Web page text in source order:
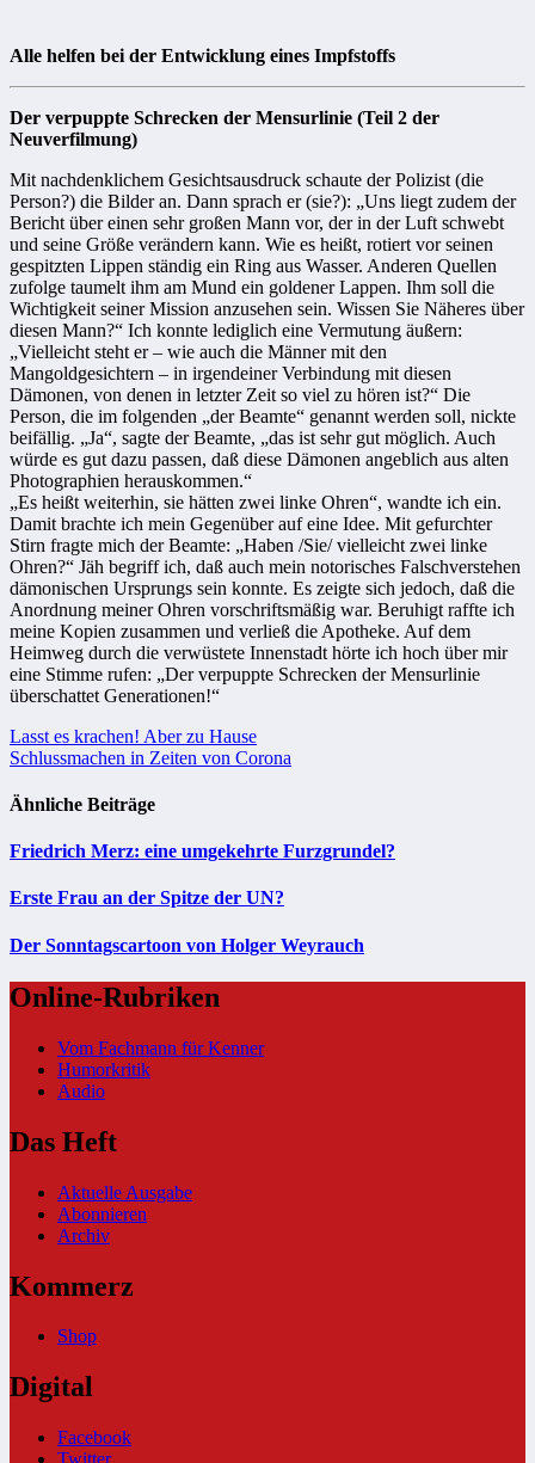
Alle helfen bei der Entwicklung eines Impfstoffs
Der verpuppte Schrecken der Mensurlinie (Teil 2 der
Neuverfilmung)
Mit nachdenklichem Gesichtsausdruck schaute der Polizist (die
Person?) die Bilder an. Dann sprach er (sie?): „Uns liegt zudem der
Bericht über einen sehr großen Mann vor, der in der Luft schwebt
und seine Größe verändern kann. Wie es heißt, rotiert vor seinen
gespitzten Lippen ständig ein Ring aus Wasser. Anderen Quellen
zufolge taumelt ihm am Mund ein goldener Lappen. Ihm soll die
Wichtigkeit seiner Mission anzusehen sein. Wissen Sie Näheres über
diesen Mann?“ Ich konnte lediglich eine Vermutung äußern:
„Vielleicht steht er – wie auch die Männer mit den
Mangoldgesichtern – in irgendeiner Verbindung mit diesen
Dämonen, von denen in letzter Zeit so viel zu hören ist?“ Die
Person, die im folgenden „der Beamte“ genannt werden soll, nickte
beifällig. „Ja“, sagte der Beamte, „das ist sehr gut möglich. Auch
würde es gut dazu passen, daß diese Dämonen angeblich aus alten
Photographien herauskommen.“
„Es heißt weiterhin, sie hätten zwei linke Ohren“, wandte ich ein.
Damit brachte ich mein Gegenüber auf eine Idee. Mit gefurchter
Stirn fragte mich der Beamte: „Haben /Sie/ vielleicht zwei linke
Ohren?“ Jäh begriff ich, daß auch mein notorisches Falschverstehen
dämonischen Ursprungs sein konnte. Es zeigte sich jedoch, daß die
Anordnung meiner Ohren vorschriftsmäßig war. Beruhigt raffte ich
meine Kopien zusammen und verließ die Apotheke. Auf dem
Heimweg durch die verwüstete Innenstadt hörte ich hoch über mir
eine Stimme rufen: „Der verpuppte Schrecken der Mensurlinie
überschattet Generationen!“
Beitragsnavigation
Lasst es krachen! Aber zu Hause
Schlussmachen in Zeiten von Corona
Ähnliche Beiträge
Friedrich Merz: eine umgekehrte Furzgrundel?
Erste Frau an der Spitze der UN?
Der Sonntagscartoon von Holger Weyrauch
Online-Rubriken
Vom Fachmann für Kenner
Humorkritik
Audio
Das Heft
Aktuelle Ausgabe
Abonnieren
Archiv
Kommerz
Shop
Digital
Facebook